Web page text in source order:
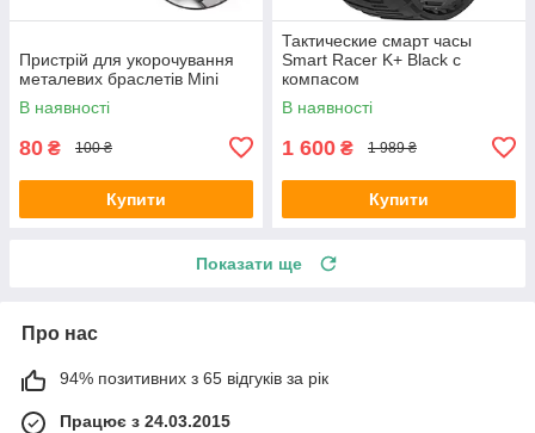
Пристрій для укорочування
металевих браслетів Mini
В наявності
80 ₴ 100 ₴
Купити
Тактические смарт часы
Smart Racer K+ Black с
компасом
В наявності
1 600 ₴ 1 989 ₴
Купити
Показати ще
Про нас
94% позитивних з 65 відгуків за рік
Працює з 24.03.2015